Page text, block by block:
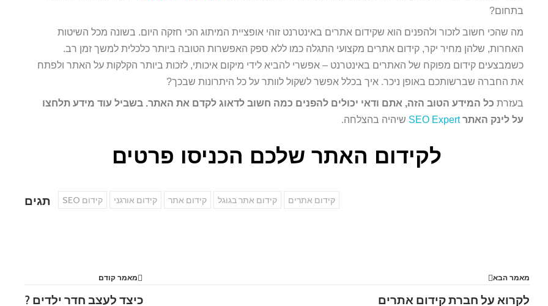
בתחום?
מה שהכי חשוב לזכור ולהפנים הוא שקידום אתרים באינטרנט זוהי אופציית המיתוג הכי חזקה היום. בשונה מכל השיטות
האחרות, שלהן מחיר יקר, קידום אתרים מקצועי התגלה כמו ללא ספק האפשרות הטובה ביותר כלכלית למשך זמן רב.
כשמבצעים קידום מפוקח של האתרים באינטרנט – אפשרי להביא לידי מיקום איכותי, לזכות ביותר הקלקות על האתר ולפתח
את החברה שברשותכם באופן ניכר. איך בכלל אפשר לשקול לוותר על כל היתרונות שבכך?
בעזרת כל המידע הטוב הזה, אתם ודאי יכולים להפנים כמה חשוב לדאוג לקדם את האתר. בשביל עוד מידע תלחצו
על לינק האתרSEO Expert שיהיה בהצלחה.
לקידום האתר שלכם הכניסו פרטים
תגים קידום SEO קידום אורגני קידום אתר קידום אתר בגוגל קידום אתרים
מאמר קודם
כיצד לעצב חדר ילדים ?
מאמר הבא
לקרוא על חברת קידום אתרים